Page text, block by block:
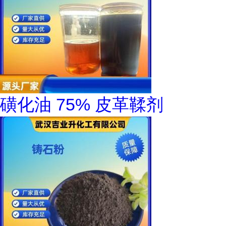
磺化油 75% 皮革鞣剂